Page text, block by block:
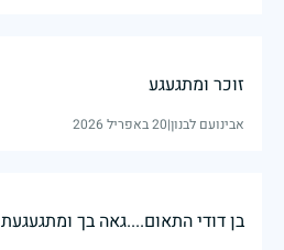
זוכר ומתגעגע
אבינועם לבנון|20 באפריל 2026
בן דודי התאום....גאה בך ומתגעגעת